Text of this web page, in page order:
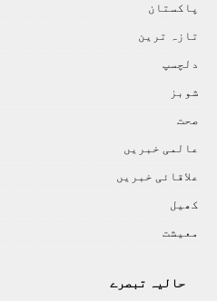
پاکستان
تازہ ترين
دلچسپ
شوبز
صحت
عالمی خبريں
علاقائی خبريں
کھيل
معيشت
حالیہ تبصرے